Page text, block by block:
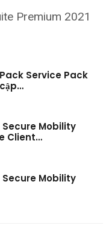
Premium 2021
Service Pack
Mobility
Client…
Mobility